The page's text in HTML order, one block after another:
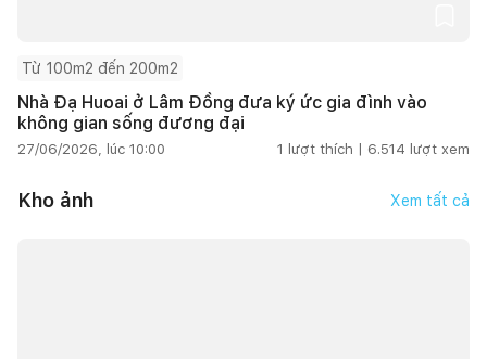
Từ 100m2 đến 200m2
Nhà Đạ Huoai ở Lâm Đồng đưa ký ức gia đình vào
không gian sống đương đại
27/06/2026, lúc 10:00 1 lượt thích | 6.514 lượt xem
Kho ảnh Xem tất cả